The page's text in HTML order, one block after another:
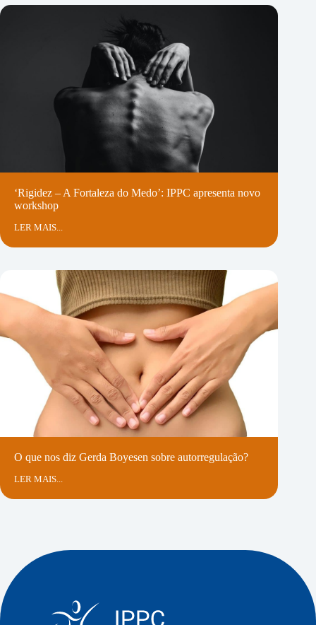
‘Rigidez – A Fortaleza do Medo’: IPPC apresenta novo
workshop
LER MAIS...
O que nos diz Gerda Boyesen sobre autorregulação?
LER MAIS...